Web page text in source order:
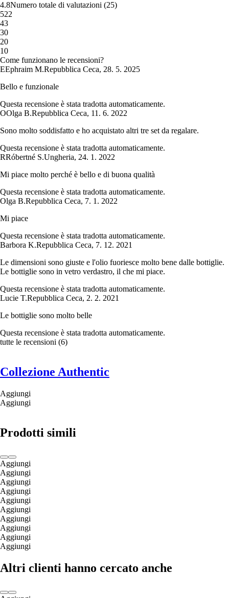
4.8Numero totale di valutazioni (25)
522
43
30
20
10
Come funzionano le recensioni?
EEphraim M.Repubblica Ceca, 28. 5. 2025
Bello e funzionale
Questa recensione è stata tradotta automaticamente.
OOlga B.Repubblica Ceca, 11. 6. 2022
Sono molto soddisfatto e ho acquistato altri tre set da regalare.
Questa recensione è stata tradotta automaticamente.
RRóbertné S.Ungheria, 24. 1. 2022
Mi piace molto perché è bello e di buona qualità
Questa recensione è stata tradotta automaticamente.
Olga B.Repubblica Ceca, 7. 1. 2022
Mi piace
Questa recensione è stata tradotta automaticamente.
Barbora K.Repubblica Ceca, 7. 12. 2021
Le dimensioni sono giuste e l'olio fuoriesce molto bene dalle bottiglie.
Le bottiglie sono in vetro verdastro, il che mi piace.
Questa recensione è stata tradotta automaticamente.
Lucie T.Repubblica Ceca, 2. 2. 2021
Le bottiglie sono molto belle
Questa recensione è stata tradotta automaticamente.
tutte le recensioni (6)
Collezione Authentic
Aggiungi
Aggiungi
Prodotti simili
Aggiungi
Aggiungi
Aggiungi
Aggiungi
Aggiungi
Aggiungi
Aggiungi
Aggiungi
Aggiungi
Aggiungi
Altri clienti hanno cercato anche